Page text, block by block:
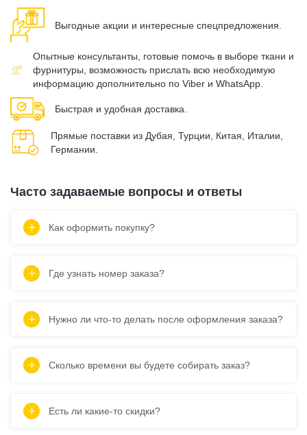
Выгодные акции и интересные спецпредложения.
Опытные консультанты, готовые помочь в выборе ткани и
фурнитуры, возможность прислать всю необходимую
информацию дополнительно по Viber и WhatsApp.
Быстрая и удобная доставка.
Прямые поставки из Дубая, Турции, Китая, Италии,
Германии.
Часто задаваемые вопросы и ответы
Как оформить покупку?
Где узнать номер заказа?
Нужно ли что-то делать после оформления заказа?
Сколько времени вы будете собирать заказ?
Есть ли какие-то скидки?